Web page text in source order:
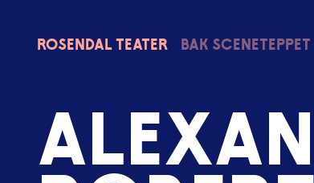
RosendalTeater Bak sceneteppet
Alexan